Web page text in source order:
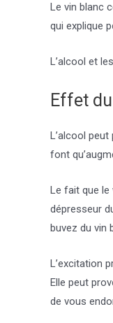
Le vin blanc
qui explique
L’alcool et
Effet
L’alcool
font
Le fait que le
dépresseur
buvez du vin
L’excitation
Elle peut
de vous